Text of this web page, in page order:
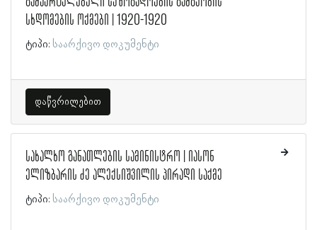
სხდომების ოქმები | 1920-1920
ტიპი: საარქივო დოკუმენტი
დაწვრილებით
სახალხო განათლების სამინისტრო | იასონ
ელიზბარის ძე ალექსიშვილის პირადი საქმე
ტიპი: საარქივო დოკუმენტი